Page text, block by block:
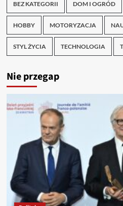
BEZ KATEGORII DOM I OGRÓD
HOBBY MOTORYZACJA
STYL ŻYCIA TECHNOLOGIA
Nie przegap